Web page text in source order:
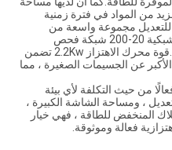
من المواد في فترة زمنية
للتعديل مجموعة واسعة من
التطبيقات ، بينما تتيح شبكة الشاشة الشبكية 20-200 شبكة فحص
مجموعة متنوعة من أحجام الجسيمات.قوة محرك الاهتزاز 2.2Kw تضمن
عن الجسيمات الصغيرة ، مما
من حيث التكلفة لأي بيئة
، ومساحة الشاشة الكبيرة ،
المنخفض للطاقة ، فهي خيار
فعالة وموثوقة.